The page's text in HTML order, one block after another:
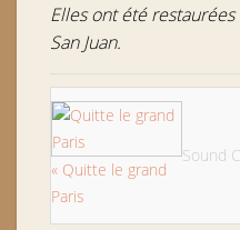
Elles ont été
San Juan.
« Quitte le grand
Paris
Sound